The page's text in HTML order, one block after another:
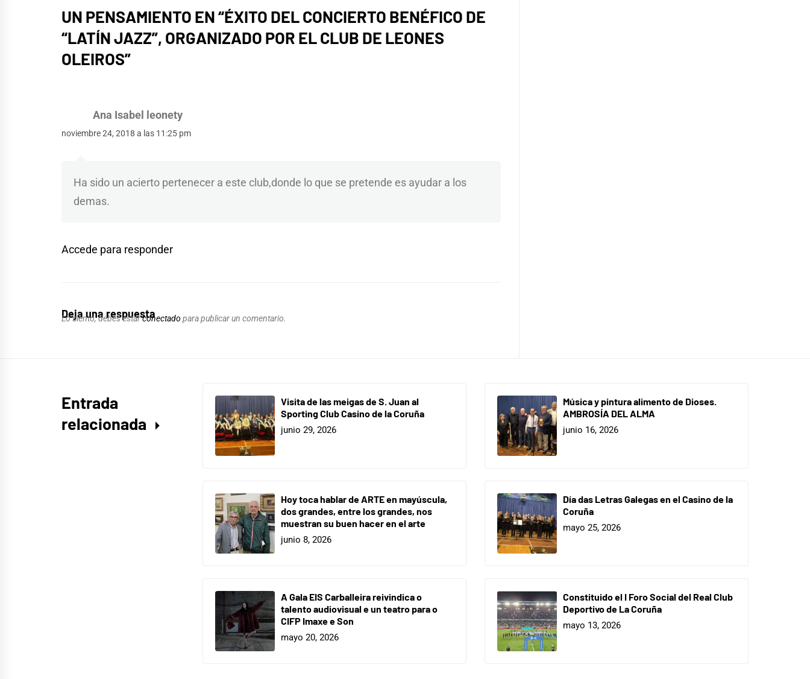
UN PENSAMIENTO EN “ÉXITO DEL CONCIERTO BENÉFICO DE
“LATÍN JAZZ”, ORGANIZADO POR EL CLUB DE LEONES
OLEIROS”
Ana Isabel leonety
noviembre 24, 2018 a las 11:25 pm
Ha sido un acierto pertenecer a este club,donde lo que se pretende es ayudar a los
demas.
Accede para responder
Deja una respuesta
Lo siento, debes estarconectado para publicar un comentario.
Entrada
relacionada
Visita de las meigas de S. Juan al
Sporting Club Casino de la Coruña
junio 29, 2026
Música y pintura alimento de Dioses.
AMBROSÍA DEL ALMA
junio 16, 2026
Hoy toca hablar de ARTE en mayúscula,
dos grandes, entre los grandes, nos
muestran su buen hacer en el arte
junio 8, 2026
Día das Letras Galegas en el Casino de la
Coruña
mayo 25, 2026
A Gala EIS Carballeira reivindica o
talento audiovisual e un teatro para o
CIFP Imaxe e Son
mayo 20, 2026
Constituido el I Foro Social del Real Club
Deportivo de La Coruña
mayo 13, 2026